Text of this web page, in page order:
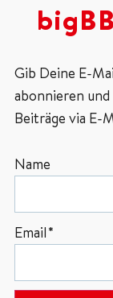
Gib Deine E-
abonnieren
Beiträge via E-
Name
Email*